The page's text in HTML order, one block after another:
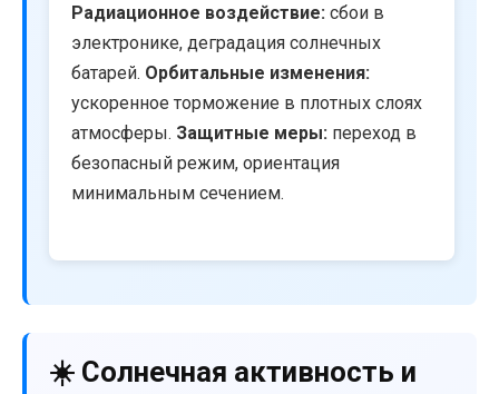
Радиационное воздействие: сбои в
электронике, деградация солнечных
батарей. Орбитальные изменения:
ускоренное торможение в плотных слоях
атмосферы. Защитные меры: переход в
безопасный режим, ориентация
минимальным сечением.
☀️ Солнечная активность и